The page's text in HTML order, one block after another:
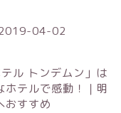
2019-04-02
ル トンデムン」は
ホテルで感動！｜明
おすすめ